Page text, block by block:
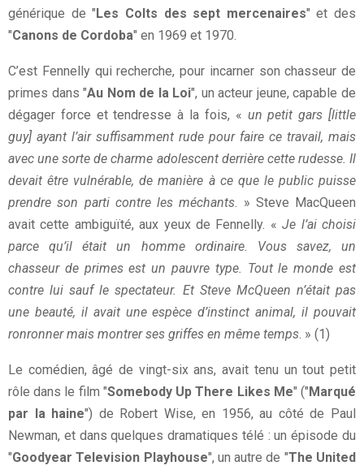
générique de "Les Colts des sept mercenaires" et des
"Canons de Cordoba" en 1969 et 1970.
C’est Fennelly qui recherche, pour incarner son chasseur de
primes dans "Au Nom de la Loi", un acteur jeune, capable de
dégager force et tendresse à la fois, « un petit gars [little
guy] ayant l’air suffisamment rude pour faire ce travail, mais
avec une sorte de charme adolescent derrière cette rudesse. Il
devait être vulnérable, de manière à ce que le public puisse
prendre son parti contre les méchants . » Steve MacQueen
avait cette ambiguïté, aux yeux de Fennelly. «Je l’ai choisi
parce qu’il était un homme ordinaire. Vous savez, un
chasseur de primes est un pauvre type. Tout le monde est
contre lui sauf le spectateur. Et Steve McQueen n’était pas
une beauté, il avait une espèce d’instinct animal, il pouvait
ronronner mais montrer ses griffes en même temps . » (1)
Le comédien, âgé de vingt-six ans, avait tenu un tout petit
rôle dans le film "Somebody Up There Likes Me" ("Marqué
par la haine") de Robert Wise, en 1956, au côté de Paul
Newman, et dans quelques dramatiques télé : un épisode du
"Goodyear Television Playhouse", un autre de "The United